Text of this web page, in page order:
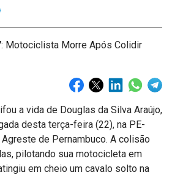
a vida de Douglas da Silva Araújo,
desta terça-feira (22), na PE-
de Pernambuco. A colisão
pilotando sua motocicleta em
em cheio um cavalo solto na